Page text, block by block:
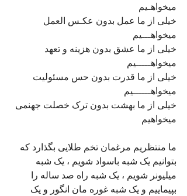
میخواهـیم
خیلی از ما عمل بدون عکـس العمل
میخواهـــیم
خیلی از ما عشق بدون هزینه و تعهد
میخواهـــــیم
خیلی از ما قدرت بدون حس مسئولیت
میخواهــــــیم
خیلی از ما بهشت بدون ترک خصلت جهنمی
میخواهیم
ما منتظریم مرغمان تخم طلایی بگذارد که
بتوانیم یک شبه باسواد شویم ، یک شبه
میلیونر شویم ، یک شبه راه صد ساله را
بپیماییم و یک شبه غوره مان انگور و یک